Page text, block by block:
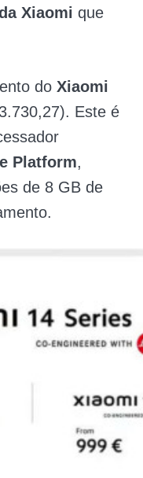
Xiaomi que
do Xiaomi
Este é
Platform,
de 8 GB de